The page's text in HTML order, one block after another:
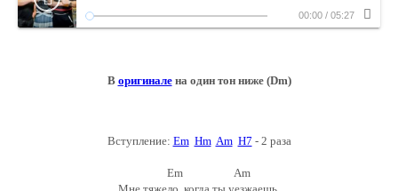
00:00 / 05:27
В оригиналена один тон ниже (Dm)
Вступление: Em Hm Am H7 - 2 раза
Em Am